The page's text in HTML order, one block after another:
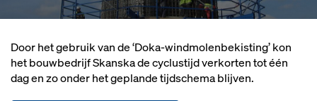
Door het gebruik van de ‘Doka-windmolenbekisting’ kon
het bouwbedrijf Skanska de cyclustijd verkorten tot één
dag en zo onder het geplande tijdschema blijven.